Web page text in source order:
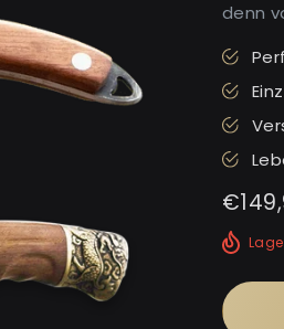
denn
Preis